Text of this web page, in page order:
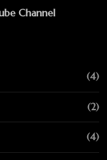
Channel
(4)
(2)
(4)